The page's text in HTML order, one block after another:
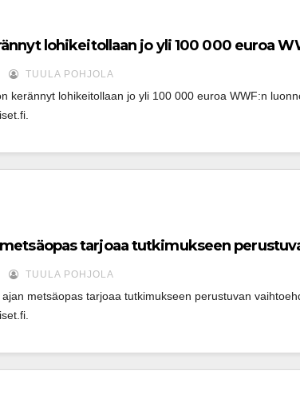
lohikeitollaan jo yli 100 000 euroa
TUULA POHJOLA
kerännyt lohikeitollaan jo yli 100 000 euroa WWF:n
tarjoaa tutkimukseen
TUULA POHJOLA
metsäopas tarjoaa tutkimukseen perustuvan